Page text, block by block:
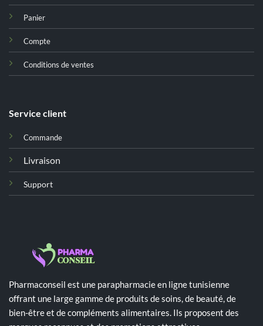
Panier
Compte
Conditions de ventes
Service client
Commande
Livraison
Support
Pharmaconseil est une parapharmacie en ligne tunisienne
offrant une large gamme de produits de soins, de beauté, de
bien-être et de compléments alimentaires. Ils proposent des